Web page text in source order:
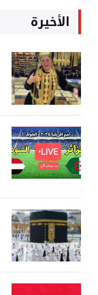
الأخيرة